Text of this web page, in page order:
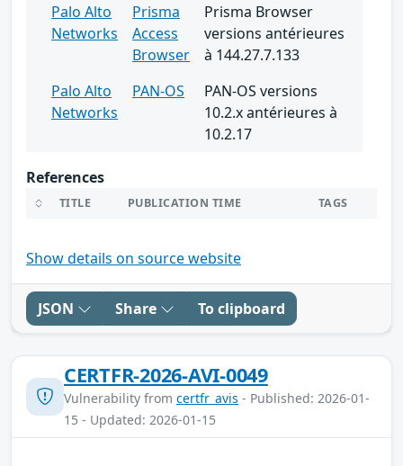
Palo Alto
Networks
Prisma
Access
Browser
Prisma Browser
versions antérieures
à 144.27.7.133
Palo Alto
Networks
PAN-OS
PAN-OS versions
10.2.x antérieures à
10.2.17
References
TITLE PUBLICATION TIME TAGS
Show details on source website
JSON Share To clipboard
CERTFR-2026-AVI-0049
Vulnerability from certfr_avis - Published: 2026-01-
15 - Updated: 2026-01-15